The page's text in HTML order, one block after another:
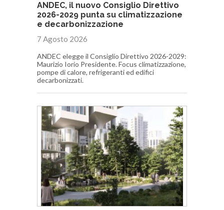
ANDEC, il nuovo Consiglio Direttivo
2026-2029 punta su climatizzazione
e decarbonizzazione
7 Agosto 2026
ANDEC elegge il Consiglio Direttivo 2026-2029:
Maurizio Iorio Presidente. Focus climatizzazione,
pompe di calore, refrigeranti ed edifici
decarbonizzati.